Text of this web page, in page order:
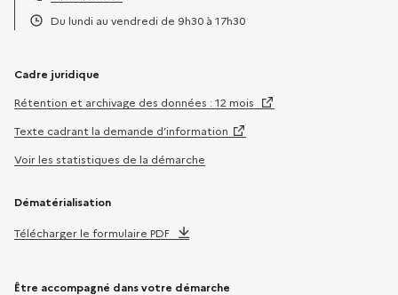
Téléphone :
Du lundi au vendredi de 9h30 à 17h30
Cadre juridique
Rétention et archivage des données : 12 mois
Texte cadrant la demande d’information
Voir les statistiques de la démarche
Dématérialisation
Télécharger le formulaire PDF
Être accompagné dans votre démarche